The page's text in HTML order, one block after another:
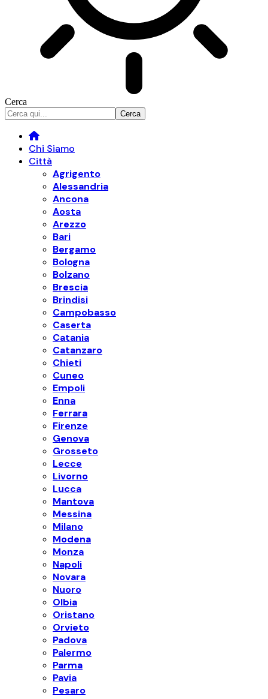
Cerca
Chi Siamo
Città
Agrigento
Alessandria
Ancona
Aosta
Arezzo
Bari
Bergamo
Bologna
Bolzano
Brescia
Brindisi
Campobasso
Caserta
Catania
Catanzaro
Chieti
Cuneo
Empoli
Enna
Ferrara
Firenze
Genova
Grosseto
Lecce
Livorno
Lucca
Mantova
Messina
Milano
Modena
Monza
Napoli
Novara
Nuoro
Olbia
Oristano
Orvieto
Padova
Palermo
Parma
Pavia
Pesaro